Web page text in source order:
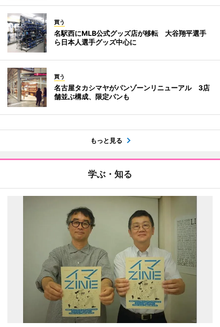
買う
名駅西にMLB公式グッズ店が移転 大谷翔平選手
ら日本人選手グッズ中心に
買う
名古屋タカシマヤがパンゾーンリニューアル 3店
舗並ぶ構成、限定パンも
もっと見る
学ぶ・知る